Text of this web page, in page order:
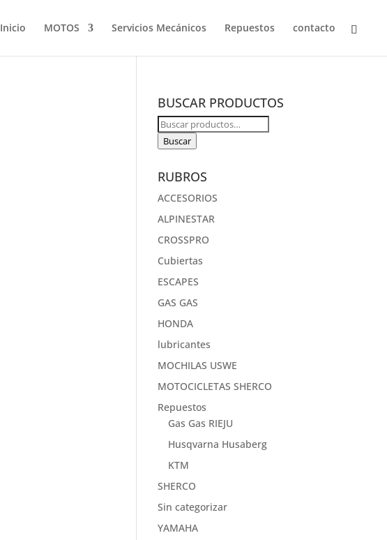
Inicio MOTOS Servicios Mecánicos Repuestos contacto
BUSCAR PRODUCTOS
Buscar
por:
Buscar
RUBROS
ACCESORIOS
ALPINESTAR
CROSSPRO
Cubiertas
ESCAPES
GAS GAS
HONDA
lubricantes
MOCHILAS USWE
MOTOCICLETAS SHERCO
Repuestos
Gas Gas RIEJU
Husqvarna Husaberg
KTM
SHERCO
Sin categorizar
YAMAHA